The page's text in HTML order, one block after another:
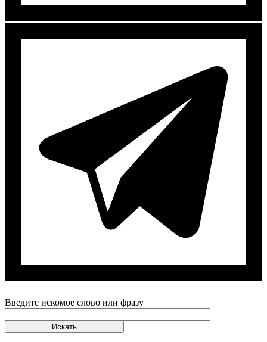
Введите искомое слово или фразу